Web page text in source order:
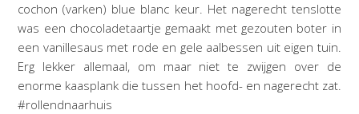
cochon (varken) blue blanc keur. Het nagerecht tenslotte
was een chocoladetaartje gemaakt met gezouten boter in
een vanillesaus met rode en gele aalbessen uit eigen tuin.
Erg lekker allemaal, om maar niet te zwijgen over de
enorme kaasplank die tussen het hoofd- en nagerecht zat.
#rollendnaarhuis